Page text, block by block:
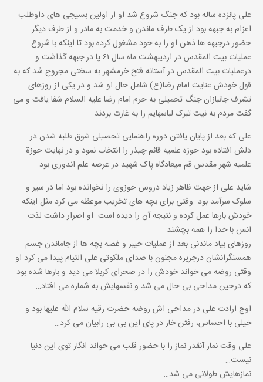
علی پانزده ساله بود که جنگ شروع شد او از اولین بسیجی های داوطلب
اعزام به جبهه بود از یک طرف ماندن و خدمت به مادر و از طرف دیگر
حضور درجبهه ها ذهن او را به خود مشغول کرده بود تا اینکه با شروع
عملیات بیت المقدس در اردیبهشت ماه سال ۶۱ پا در جبهه گذاشت و
درعملیات بیت المقدس در آستانه فتح خرمشهر به سختی مجروح شد که به
قول خودش عنایت امام رضا(ع) شامل حال او شد و در یکی از روزهای
تشرف جانبازان جنگ تحمیلی به حرم امام رضا علیه السلام شفا یافت و می
گفت مردم به نیت تبرک لباسهایم را به غارت بردند…
علی که بعد از پایان یافتن دوره راهنمایی تحصیلی شوق طلبه شدن در
دلش افتاده بود حوزه علمیه قائم چیذر را انتخاب نمود و در نهایت حوزة
علمیه شهر مقدس قم میعادگاه پاک شهید در عرصه علم اندوزی بود…
شاید علی از جهت ظاهر زیاد دروس حوزوی را نخوانده بود اما در سیر و
سلوک سرآمد بود. وقتی برای بچه های تخریب موعظه می کرد مثل اینکه
خودش بارها عمل کرده و نتیجه آن را دیده است. او اصرار داشت لذت
انس با خدا را همه بچشند…
روزهای بیاد ماندنی بعد از عملیات خیبر و غصه بچه ها از جاماندن جسم
همسنگرانشان درجزیره مجنون با صدای ملکوتی علی التیام پیدا می کرد او
وقتی روضه می خواند خودش را در صحرای کربلا می دید و بارها شده بود
که درحین مداحی بی حال می شد و نفسهایش به شماره می افتاد…
اوج ارادت علی در مداحی اش روضه حضرت رقیه سلام الله علیها بود و
خیلی با احساس، رفتن خار در پای این بی بی رابیان می کرد…
علی وقت نماز آنقدر نماز را با حضور قلب می خواند انگار توی این دنیا
نیست…
نمازهایش طولانی می شد…